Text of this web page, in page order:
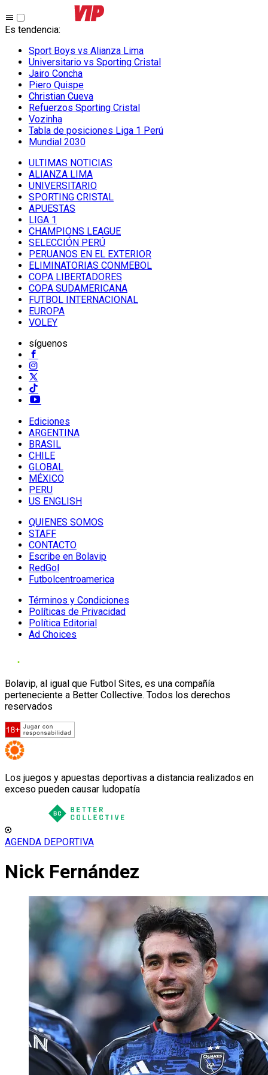
Es tendencia:
Sport Boys vs Alianza Lima
Universitario vs Sporting Cristal
Jairo Concha
Piero Quispe
Christian Cueva
Refuerzos Sporting Cristal
Vozinha
Tabla de posiciones Liga 1 Perú
Mundial 2030
ULTIMAS NOTICIAS
ALIANZA LIMA
UNIVERSITARIO
SPORTING CRISTAL
APUESTAS
LIGA 1
CHAMPIONS LEAGUE
SELECCIÓN PERÚ
PERUANOS EN EL EXTERIOR
ELIMINATORIAS CONMEBOL
COPA LIBERTADORES
COPA SUDAMERICANA
FUTBOL INTERNACIONAL
EUROPA
VOLEY
síguenos
Ediciones
ARGENTINA
BRASIL
CHILE
GLOBAL
MÉXICO
PERU
US ENGLISH
QUIENES SOMOS
STAFF
CONTACTO
Escribe en Bolavip
RedGol
Futbolcentroamerica
Términos y Condiciones
Políticas de Privacidad
Política Editorial
Ad Choices
Bolavip, al igual que Futbol Sites, es una compañía
perteneciente a Better Collective. Todos los derechos
reservados
Los juegos y apuestas deportivas a distancia realizados en
exceso pueden causar ludopatía
AGENDA DEPORTIVA
Nick Fernández